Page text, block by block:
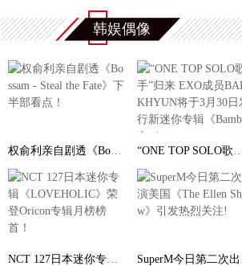
赵芮曝全新写真 笑靥如花
韩娱偶像
李秀满总制作人出席第二届世界文化产业论坛，并发 权俞利亲自剧透《Bossam -
“Double Million Seller”NCT DREAM专辑《味 ( NCT 127日本迷你专辑《LOVEHOLIC》荣登Oricon专